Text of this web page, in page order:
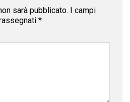
sarà pubblicato. I campi
*